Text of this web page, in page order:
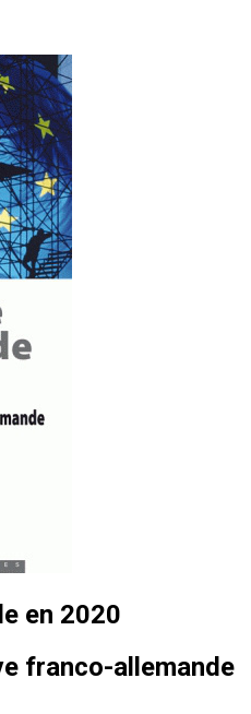
en 2020
franco-allemande